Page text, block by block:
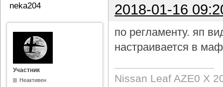
neka204 2018-01-16
Участник
Неактивен
по регламенту. яп
настраивается в
Nissan Leaf AZE0 X